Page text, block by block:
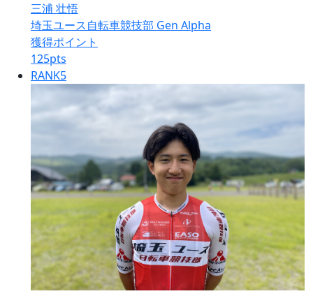
三浦 壮悟
埼玉ユース自転車競技部 Gen Alpha
獲得ポイント
125pts
RANK5